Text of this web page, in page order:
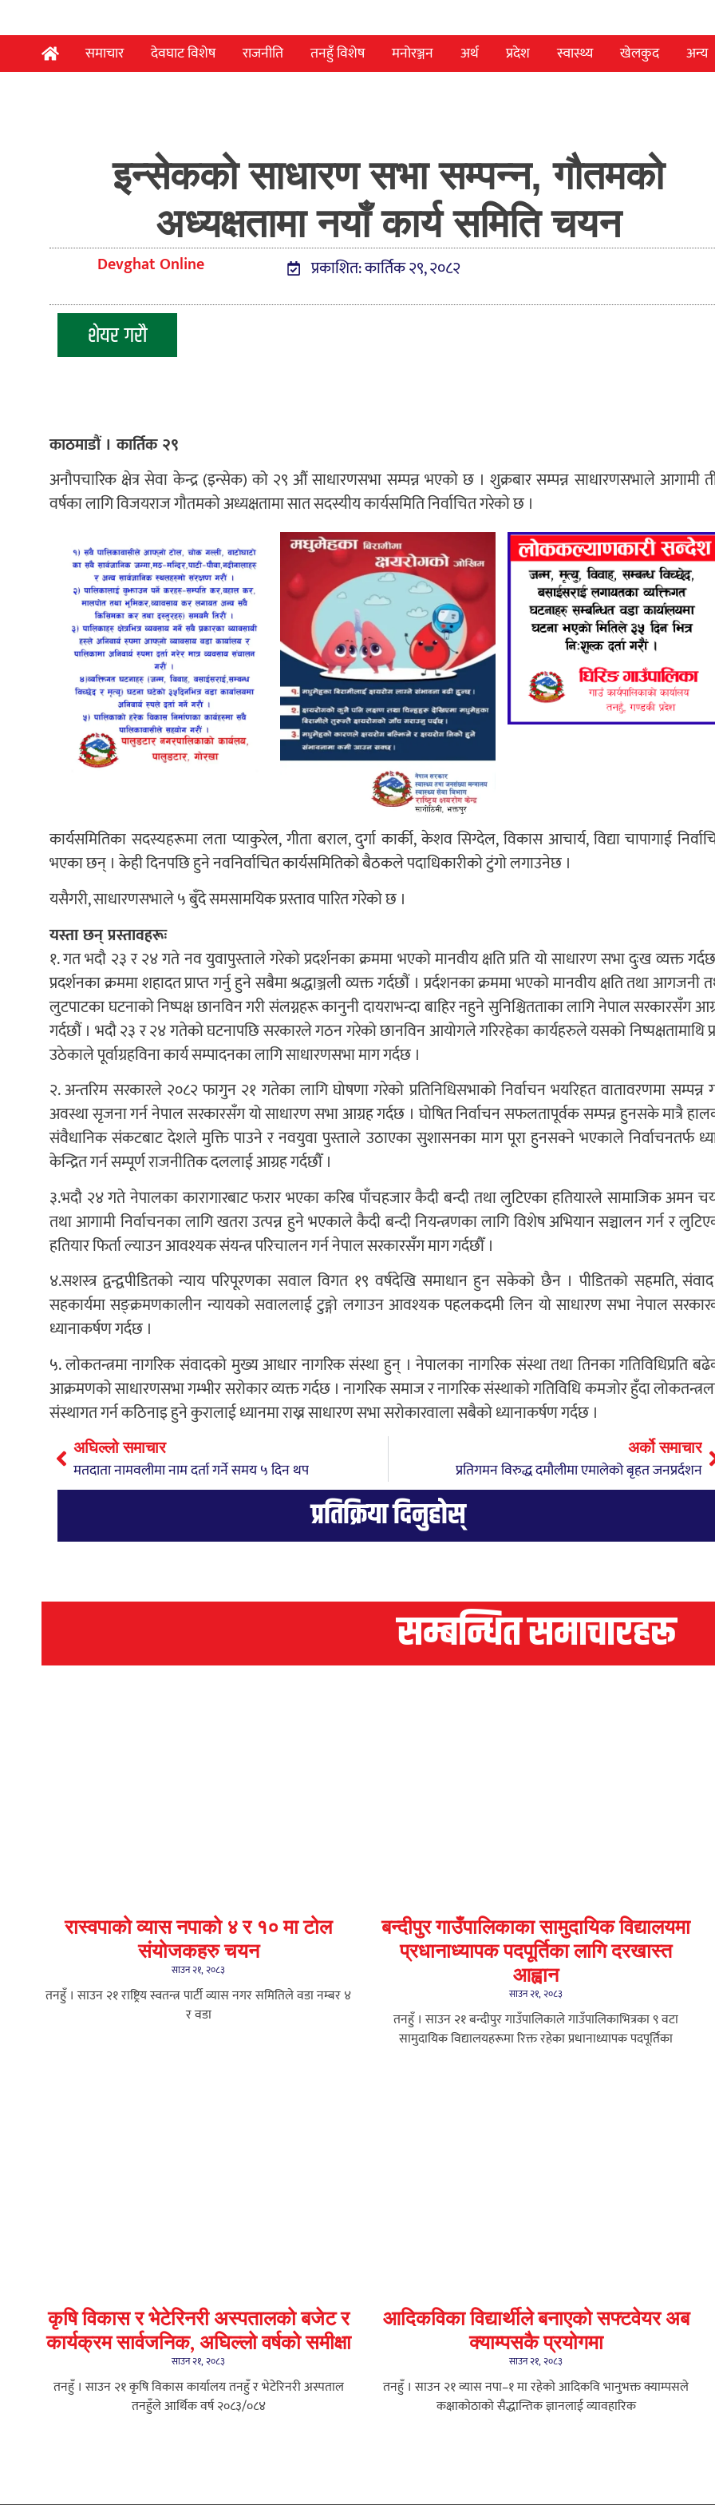
समाचार देवघाट विशेष राजनीति तनहुँ विशेष मनोरञ्जन अर्थ प्रदेश स्वास्थ्य खेलकुद अन्य
इन्सेकको साधारण सभा सम्पन्न, गौतमको
अध्यक्षतामा नयाँ कार्य समिति चयन
Devghat Online प्रकाशित: कार्तिक २९, २०८२
शेयर गरौ
काठमाडौं । कार्तिक २९
अनौपचारिक क्षेत्र सेवा केन्द्र (इन्सेक) को २९ औं साधारणसभा सम्पन्न भएको छ । शुक्रबार सम्पन्न साधारणसभाले आगामी
वर्षका लागि विजयराज गौतमको अध्यक्षतामा सात सदस्यीय कार्यसमिति निर्वाचित गरेको छ ।
कार्यसमितिका सदस्यहरूमा लता प्याकुरेल, गीता बराल, दुर्गा कार्की, केशव सिग्देल, विकास आचार्य, विद्या चापागाई
भएका छन् । केही दिनपछि हुने नवनिर्वाचित कार्यसमितिको बैठकले पदाधिकारीको टुंगो लगाउनेछ ।
यसैगरी, साधारणसभाले ५ बुँदे समसामयिक प्रस्ताव पारित गरेको छ ।
यस्ता छन् प्रस्तावहरूः
१. गत भदौ २३ र २४ गते नव युवापुस्ताले गरेको प्रदर्शनका क्रममा भएको मानवीय क्षति प्रति यो साधारण सभा दुःख व्यक्त
प्रदर्शनका क्रममा शहादत प्राप्त गर्नु हुने सबैमा श्रद्धाञ्जली व्यक्त गर्दछौं । प्रर्दशनका क्रममा भएको मानवीय क्षति तथा आगजनी
लुटपाटका घटनाको निष्पक्ष छानविन गरी संलग्नहरू कानुनी दायराभन्दा बाहिर नहुने सुनिश्चितताका लागि नेपाल सरकारसँग
गर्दछौं । भदौ २३ र २४ गतेको घटनापछि सरकारले गठन गरेको छानविन आयोगले गरिरहेका कार्यहरुले यसको निष्पक्षतामाथि
उठेकाले पूर्वाग्रहविना कार्य सम्पादनका लागि साधारणसभा माग गर्दछ ।
२. अन्तरिम सरकारले २०८२ फागुन २१ गतेका लागि घोषणा गरेको प्रतिनिधिसभाको निर्वाचन भयरिहत वातावरणमा सम्पन्न
अवस्था सृजना गर्न नेपाल सरकारसँग यो साधारण सभा आग्रह गर्दछ । घोषित निर्वाचन सफलतापूर्वक सम्पन्न हुनसके मात्रै
संवैधानिक संकटबाट देशले मुक्ति पाउने र नवयुवा पुस्ताले उठाएका सुशासनका माग पूरा हुनसक्ने भएकाले निर्वाचनतर्फ
केन्द्रित गर्न सम्पूर्ण राजनीतिक दललाई आग्रह गर्दछौँ ।
३.भदौ २४ गते नेपालका कारागारबाट फरार भएका करिब पाँचहजार कैदी बन्दी तथा लुटिएका हतियारले सामाजिक अमन
तथा आगामी निर्वाचनका लागि खतरा उत्पन्न हुने भएकाले कैदी बन्दी नियन्त्रणका लागि विशेष अभियान सञ्चालन गर्न र
हतियार फिर्ता ल्याउन आवश्यक संयन्त्र परिचालन गर्न नेपाल सरकारसँग माग गर्दछौँ ।
४.सशस्त्र द्वन्द्वपीडितको न्याय परिपूरणका सवाल विगत १९ वर्षदेखि समाधान हुन सकेको छैन । पीडितको सहमति,
सहकार्यमा सङ्क्रमणकालीन न्यायको सवाललाई टुङ्गो लगाउन आवश्यक पहलकदमी लिन यो साधारण सभा नेपाल
ध्यानाकर्षण गर्दछ ।
५. लोकतन्त्रमा नागरिक संवादको मुख्य आधार नागरिक संस्था हुन् । नेपालका नागरिक संस्था तथा तिनका गतिविधिप्रति
आक्रमणको साधारणसभा गम्भीर सरोकार व्यक्त गर्दछ । नागरिक समाज र नागरिक संस्थाको गतिविधि कमजोर हुँदा
संस्थागत गर्न कठिनाइ हुने कुरालाई ध्यानमा राख्न साधारण सभा सरोकारवाला सबैको ध्यानाकर्षण गर्दछ ।
अघिल्लो समाचार
मतदाता नामवलीमा नाम दर्ता गर्ने समय ५ दिन थप
अर्को समाचार
प्रतिगमन विरुद्ध दमौलीमा एमालेको बृहत जनप्रर्दशन
प्रतिक्रिया दिनुहोस्
सम्बन्धित समाचारहरू
रास्वपाको व्यास नपाको ४ र १० मा टोल
संयोजकहरु चयन
साउन २१, २०८३
तनहुँ । साउन २१ राष्ट्रिय स्वतन्त्र पार्टी व्यास नगर समितिले वडा नम्बर ४
र वडा
बन्दीपुर गाउँपालिकाका सामुदायिक विद्यालयमा
प्रधानाध्यापक पदपूर्तिका लागि दरखास्त
आह्वान
साउन २१, २०८३
तनहुँ । साउन २१ बन्दीपुर गाउँपालिकाले गाउँपालिकाभित्रका ९ वटा
सामुदायिक विद्यालयहरूमा रिक्त रहेका प्रधानाध्यापक पदपूर्तिका
कृषि विकास र भेटेरिनरी अस्पतालको बजेट र
कार्यक्रम सार्वजनिक, अघिल्लो वर्षको समीक्षा
साउन २१, २०८३
तनहुँ । साउन २१ कृषि विकास कार्यालय तनहुँ र भेटेरिनरी अस्पताल
तनहुँले आर्थिक वर्ष २०८३/०८४
आदिकविका विद्यार्थीले बनाएको सफ्टवेयर अब
क्याम्पसकै प्रयोगमा
साउन २१, २०८३
तनहुँ । साउन २१ व्यास नपा–१ मा रहेको आदिकवि भानुभक्त क्याम्पसले
कक्षाकोठाको सैद्धान्तिक ज्ञानलाई व्यावहारिक